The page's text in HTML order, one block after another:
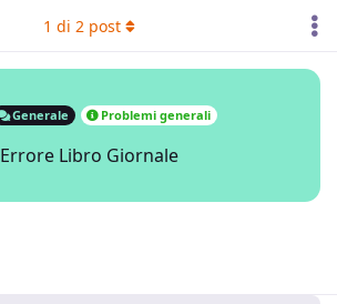
Generale Problemi generali
Errore Libro Giornale
1 di 2post